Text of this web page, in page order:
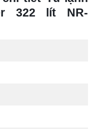
322 lít NR-